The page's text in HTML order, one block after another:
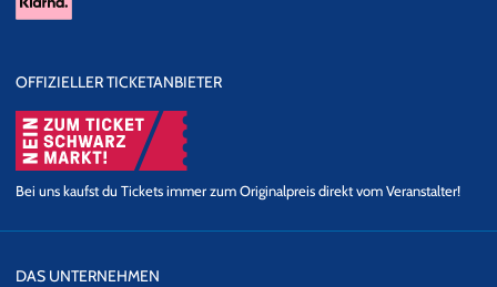
OFFIZIELLER TICKETANBIETER
Bei uns kaufst du Tickets immer zum Originalpreis direkt vom Veranstalter!
DAS UNTERNEHMEN